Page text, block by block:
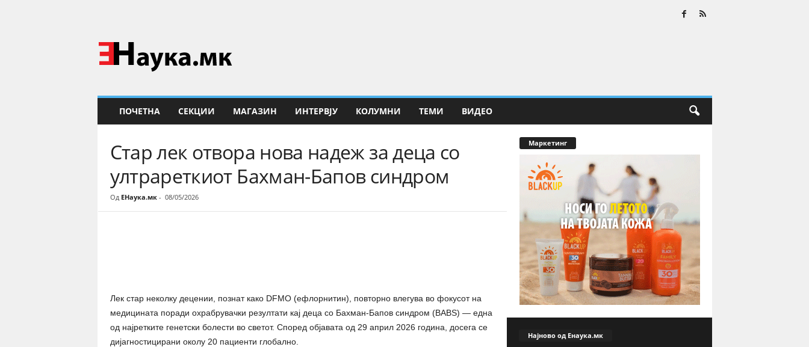
Н
а
у
ПОЧЕТНА СЕКЦИИ МАГАЗИН ИНТЕРВЈУ КОЛУМНИ ТЕМИ ВИДЕО
Стар лек отвора нова надеж за деца со
ултрареткиот Бахман-Бапов синдром
Од ЕНаука.мк- 08/05/2026
Лек стар неколку децении, познат како DFMO (ефлорнитин), повторно влегува во фокусот на
медицината поради охрабрувачки резултати кај деца со Бахман-Бапов синдром (BABS) — една
од најретките генетски болести во светот. Според објавата од 29 април 2026 година, досега се
дијагностицирани околу 20 пациенти глобално.
Маркетинг
Најново од Енаука.мк